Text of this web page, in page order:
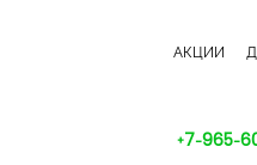
АКЦИИ
+7-965-